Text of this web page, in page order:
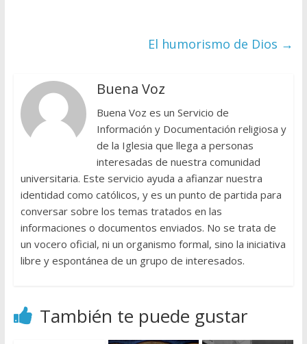
El humorismo de Dios →
Buena Voz
Buena Voz es un Servicio de
Información y Documentación religiosa y
de la Iglesia que llega a personas
interesadas de nuestra comunidad
universitaria. Este servicio ayuda a afianzar nuestra
identidad como católicos, y es un punto de partida para
conversar sobre los temas tratados en las
informaciones o documentos enviados. No se trata de
un vocero oficial, ni un organismo formal, sino la iniciativa
libre y espontánea de un grupo de interesados.
También te puede gustar